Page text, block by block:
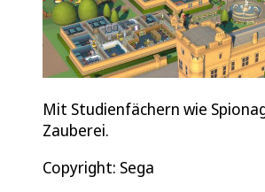
Mit Studienfächern wie
Zauberei.
Copyright: Sega